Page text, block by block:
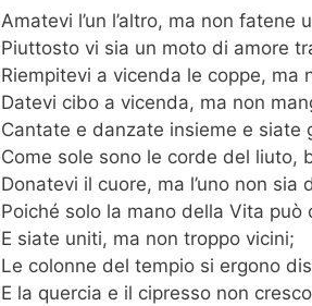
Amatevi l’un l’altro, ma non fatene
Piuttosto vi sia un moto di amore
Riempitevi a vicenda le coppe, ma
Datevi cibo a vicenda, ma non
Cantate e danzate insieme e siate
Come sole sono le corde del liuto,
Donatevi il cuore, ma l’uno non sia
Poiché solo la mano della Vita può
E siate uniti, ma non troppo vicini;
Le colonne del tempio si ergono
E la quercia e il cipresso non